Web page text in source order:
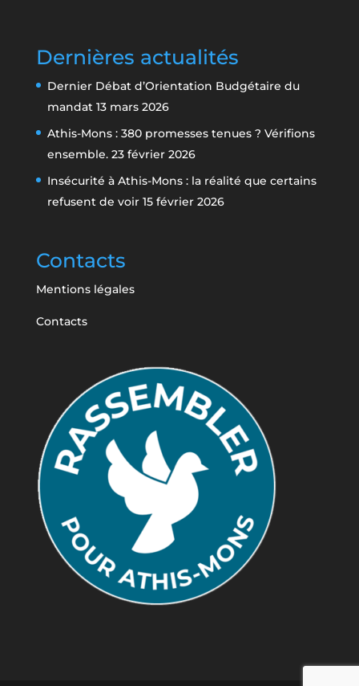
Dernières actualités
Dernier Débat d’Orientation Budgétaire du
mandat 13 mars 2026
Athis-Mons : 380 promesses tenues ? Vérifions
ensemble. 23 février 2026
Insécurité à Athis-Mons : la réalité que certains
refusent de voir 15 février 2026
Contacts
Mentions légales
Contacts